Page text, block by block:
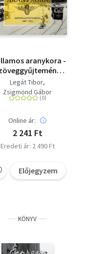
aranykora -
1887-1923
Legát Tibor
Zsigmond Gábor
Online ár:
2 241 Ft
Eredeti ár: 2 490 Ft
Előjegyzem
KÖNYV